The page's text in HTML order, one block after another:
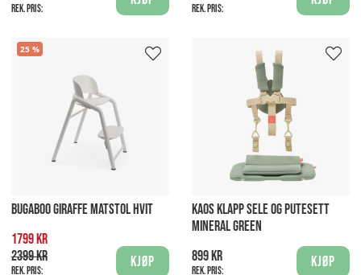
Rek. pris: Rek. pris:
25
BUGABOO GIRAFFE MATSTOL HVIT
1799 kr
2399 kr
Rek. pris:
Kjøp
KAOS KLAPP SELE OG PUTESETT
MINERAL GREEN
899 kr
Rek. pris:
Kjøp